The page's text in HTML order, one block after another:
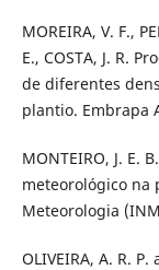
MOREIRA, V. F.,
E., COSTA, J. R.
de diferentes
plantio. Embrapa
MONTEIRO, J. E.
meteorológico na
Meteorologia
OLIVEIRA, A. R.